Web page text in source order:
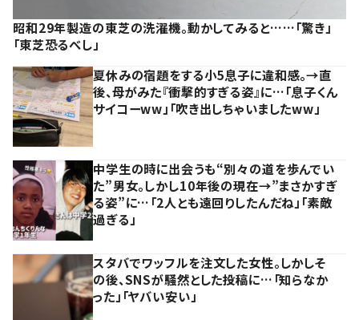
昭和29年製造の東芝の洗濯機。動かしてみると……「驚き」
「東芝恐るべし」
夏休みの宿題をする小5息子に違和感。→直
後、母がみた『衝撃的すぎる姿』に…「息子くん
サイコーww」「吹き出しちゃいましたww」
中学生の時に出会うも“別々の道を歩んでい
た”男女。しかし10年後の現在→”まさかすぎ
る姿”に…「2人とも遠回りしたんだね」「素敵
過ぎる」
スタバでワッフルを注文した女性。しかしそ
の後、SNSが騒然とした投稿に…「知らなか
った」「ヤバい安い」